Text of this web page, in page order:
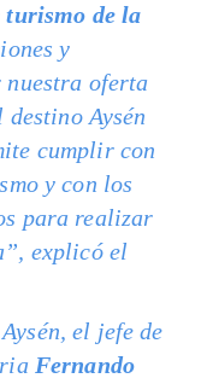
turismo de la
y
oferta
Aysén
cumplir con
y con los
para realizar
explicó el
el jefe de
Fernando